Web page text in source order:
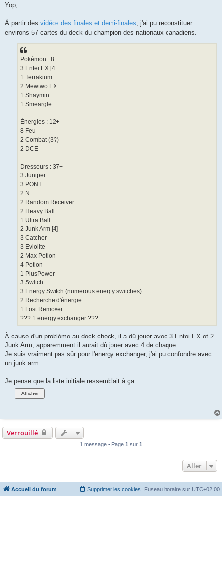
s
s
g
e
Yop,
À partir des vidéos des finales et demi-finales , j'ai pu reconstituer
environs 57 cartes du deck du champion des nationaux canadiens.
Pokémon : 8+
3 Entei EX [4]
1 Terrakium
2 Mewtwo EX
1 Shaymin
1 Smeargle
Énergies : 12+
8 Feu
2 Combat (3?)
2 DCE
Dresseurs : 37+
3 Juniper
3 PONT
2 N
2 Random Receiver
2 Heavy Ball
1 Ultra Ball
2 Junk Arm [4]
3 Catcher
3 Eviolite
2 Max Potion
4 Potion
1 PlusPower
3 Switch
3 Energy Switch (numerous energy switches)
2 Recherche d'énergie
1 Lost Remover
??? 1 energy exchanger ???
À cause d'un problème au deck check, il a dû jouer avec 3 Entei EX et 2
Junk Arm, apparemment il aurait dû jouer avec 4 de chaque.
Je suis vraiment pas sûr pour l'energy exchanger, j'ai pu confondre avec
un junk arm.
Je pense que la liste initiale ressemblait à ça :
Verrouillé
1 message • Page 1 sur 1
Aller
Accueil du forum Fuseau horaire sur UTC+02:00
Supprimer les cookies